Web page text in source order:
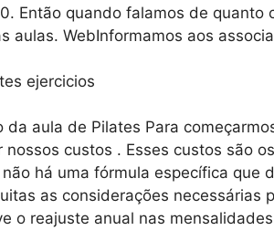
Então quando falamos de quanto
aulas. WebInformamos aos
da aula de Pilates Para
custos . Esses custos são
há uma fórmula específica que
as considerações necessárias
o reajuste anual nas